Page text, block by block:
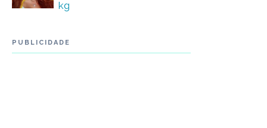
kg
PUBLICIDADE